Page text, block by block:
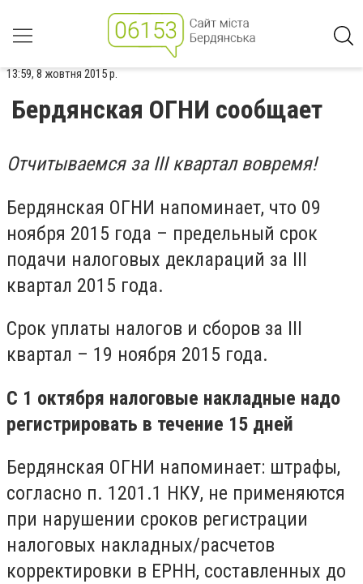
13:59, 8 жовтня 2015 р.
Бердянская ОГНИ сообщает
Отчитываемся за III квартал вовремя!
Бердянская ОГНИ напоминает, что 09
ноября 2015 года – предельный срок
подачи налоговых деклараций за III
квартал 2015 года.
Срок уплаты налогов и сборов за III
квартал – 19 ноября 2015 года.
С 1 октября налоговые накладные надо
регистрировать в течение 15 дней
Бердянская ОГНИ напоминает: штрафы,
согласно п. 1201.1 НКУ, не применяются
при нарушении сроков регистрации
налоговых накладных/расчетов
корректировки в ЕРНН, составленных до